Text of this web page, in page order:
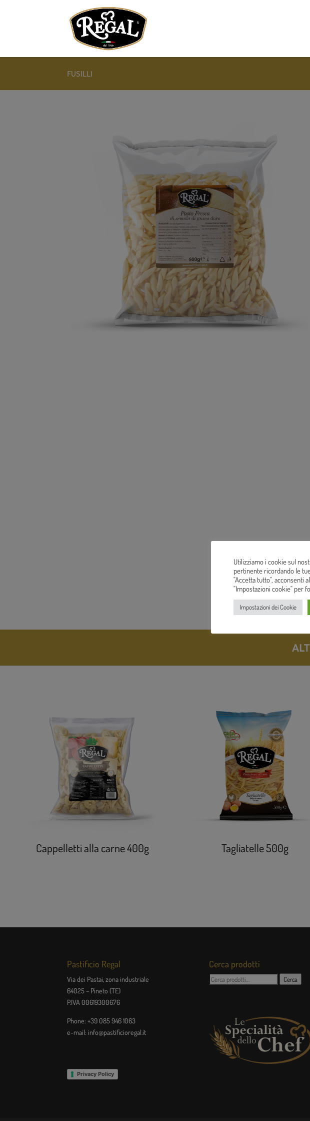
FUSILLI
Cappelletti alla carne 400g Tagliatelle 500g
Pastificio Regal
Via dei Pastai, zona industriale
64025 – Pineto (TE)
P.IVA 00619300676
Phone: +39 085 946 1063
e-mail: info@pastificioregal.it
Privacy Policy
Cerca prodotti
Cerca: Cerca
Utilizziamo i cookie sul
pertinente ricordando le
"Accetta tutto", acconsenti
"Impostazioni cookie" per
Impostazioni dei Cookie